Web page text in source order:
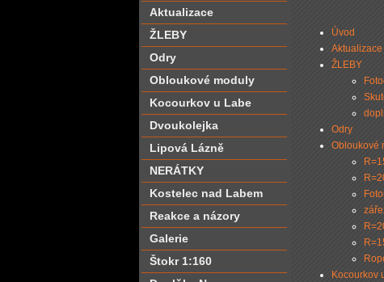
Aktualizace
ŽLEBY
Odry
Obloukové moduly
Kocourkov u Labe
Dvoukolejka
Lipová Lázně
NERÁTKY
Kostelec nad Labem
Reakce a názory
Galerie
Štokr 1:160
Úvod
Aktualizace
ŽLEBY
Odry
Obloukové
Kocourkov